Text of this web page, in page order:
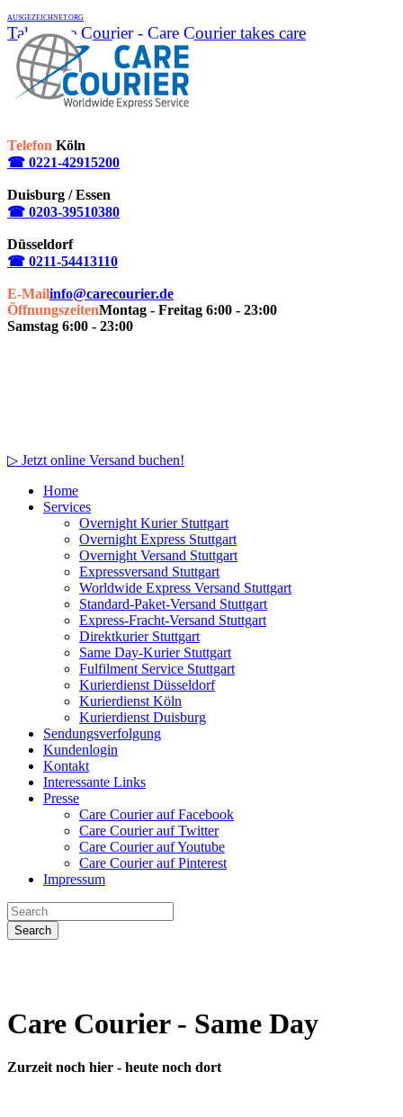
AUSGEZEICHNET.ORG
Take Care Courier - Care Courier takes care
Telefon Köln
☎ 0221-42915200
Duisburg / Essen
☎ 0203-39510380
Düsseldorf
☎ 0211-54413110
E-Mailinfo@carecourier.de
ÖffnungszeitenMontag - Freitag 6:00 - 23:00
Samstag 6:00 - 23:00
▷ Jetzt online Versand buchen!
Home
Services
Overnight Kurier Stuttgart
Overnight Express Stuttgart
Overnight Versand Stuttgart
Expressversand Stuttgart
Worldwide Express Versand Stuttgart
Standard-Paket-Versand Stuttgart
Express-Fracht-Versand Stuttgart
Direktkurier Stuttgart
Same Day-Kurier Stuttgart
Fulfilment Service Stuttgart
Kurierdienst Düsseldorf
Kurierdienst Köln
Kurierdienst Duisburg
Sendungsverfolgung
Kundenlogin
Kontakt
Interessante Links
Presse
Care Courier auf Facebook
Care Courier auf Twitter
Care Courier auf Youtube
Care Courier auf Pinterest
Impressum
Search
Care Courier - Same Day
Zurzeit noch hier - heute noch dort